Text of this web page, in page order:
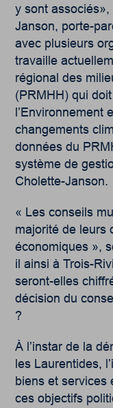
y sont
Janson, porte-
avec plusieurs
travaille
régional des
(PRMHH) qui
l’Environnement
changements
données du
système de
Cholette-Janson.
« Les conseils
majorité de leurs
économiques »,
il ainsi à Trois-
seront-elles
décision du
?
À l’instar de la
les Laurentides,
biens et
ces objectifs